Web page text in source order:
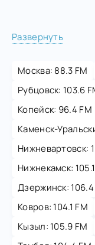
Развернуть
Москва: 88.3 FM
Рубцовск: 103.6
Копейск: 96.4 FM
Каменск-
Нижневартовск:
Нижнекамск:
Дзержинск: 106.4
Ковров: 104.1 FM
Кызыл: 105.9 FM